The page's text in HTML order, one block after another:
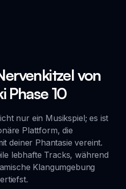
von
Phase 10
nur ein Musikspiel; es ist
Plattform, die
deiner Phantasie vereint.
lebhafte Tracks, während
Klangumgebung